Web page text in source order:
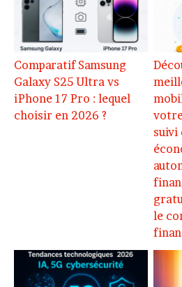
Comparatif Samsung
Galaxy S25 Ultra vs
iPhone 17 Pro : lequel
choisir en 2026 ?
suivi
le